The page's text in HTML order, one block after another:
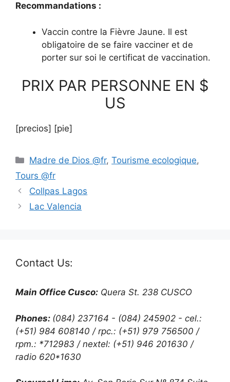
Recommandations :
Vaccin contre la Fièvre Jaune. Il est
obligatoire de se faire vacciner et de
porter sur soi le certificat de vaccination.
PRIX PAR PERSONNE EN $
US
[precios] [pie]
Madre de Dios @fr,Tourisme ecologique,
Tours @fr
Collpas Lagos
Lac Valencia
Contact Us:
Main Office Cusco: Quera St. 238 CUSCO
Phones: (084) 237164 - (084) 245902 - cel.:
(+51) 984 608140 / rpc.: (+51) 979 756500 /
rpm.: *712983 / nextel: (+51) 946 201630 /
radio 620*1630